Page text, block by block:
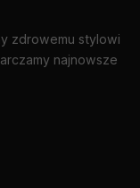
zdrowemu stylowi
najnowsze